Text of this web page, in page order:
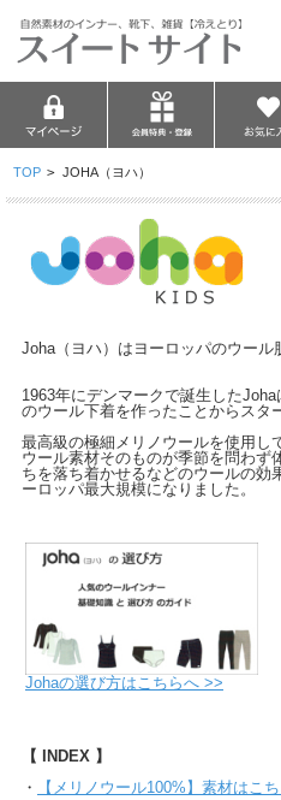
TOP > JOHA（ヨハ）
Joha（ヨハ）はヨーロッパのウール
1963年にデンマークで誕生した
のウール下着を作ったことからスタ
最高級の極細メリノウールを使用し
ウール素材そのものが季節を問わず
ちを落ち着かせるなどのウールの効
ーロッパ最大規模になりました。
Johaの選び方はこちらへ >>
【 INDEX 】
・
【メリノウール100%】素材はこ